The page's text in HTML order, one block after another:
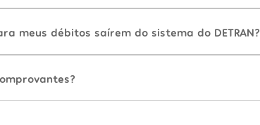
meus débitos saírem do sistema do DETRAN?